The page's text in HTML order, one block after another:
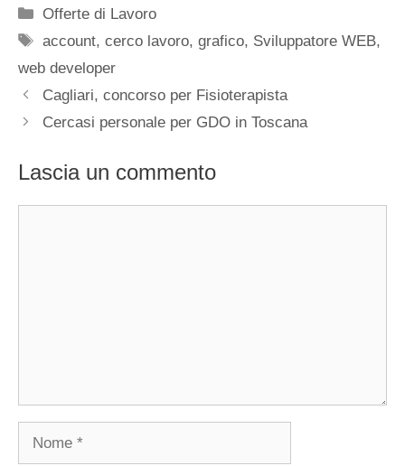
Categorie
Offerte di Lavoro
Tag
account,cerco lavoro,grafico, Sviluppatore WEB,
web developer
Cagliari, concorso per Fisioterapista
Cercasi personale per GDO in Toscana
Lascia un commento